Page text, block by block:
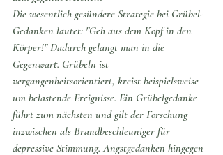
Die wesentlich gesündere Strategie bei Grübel-
Gedanken lautet: "Geh aus dem Kopf in den
Körper!" Dadurch gelangt man in die
Gegenwart. Grübeln ist
vergangenheitsorientiert, kreist beispielsweise
um belastende Ereignisse. Ein Grübelgedanke
führt zum nächsten und gilt der Forschung
inzwischen als Brandbeschleuniger für
depressive Stimmung. Angstgedanken hingegen